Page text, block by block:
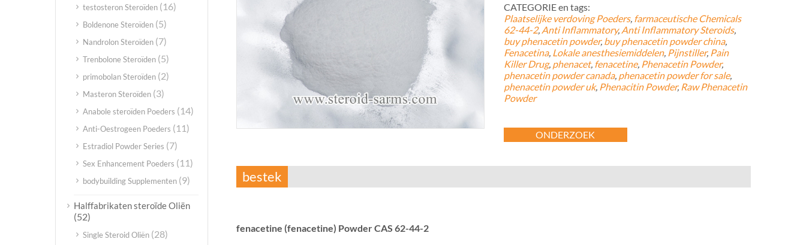
CATEGORIE en tags:
Plaatselijke verdoving Poeders, farmaceutische Chemicals
62-44-2, Anti Inflammatory, Anti Inflammatory Steroids,
buy phenacetin powder, buy phenacetin powder china,
Fenacetina, Lokale anesthesiemiddelen, Pijnstiller, Pain
Killer Drug, phenacet, fenacetine, Phenacetin Powder,
phenacetin powder canada, phenacetin powder for sale,
phenacetin powder uk, Phenacitin Powder, Raw Phenacetin
Powder
ONDERZOEK
bestek
fenacetine (fenacetine) Powder CAS 62-44-2
testosteron Steroïden (16)
Boldenone Steroïden (5)
Nandrolon Steroïden (7)
Trenbolone Steroïden (5)
primobolan Steroïden (2)
Masteron Steroïden (3)
Anabole steroïden Poeders (14)
Anti-Oestrogeen Poeders (11)
Estradiol Powder Series (7)
Sex Enhancement Poeders (11)
bodybuilding Supplementen (9)
Halffabrikaten steroïde Oliën
(52)
Single Steroid Oliën (28)